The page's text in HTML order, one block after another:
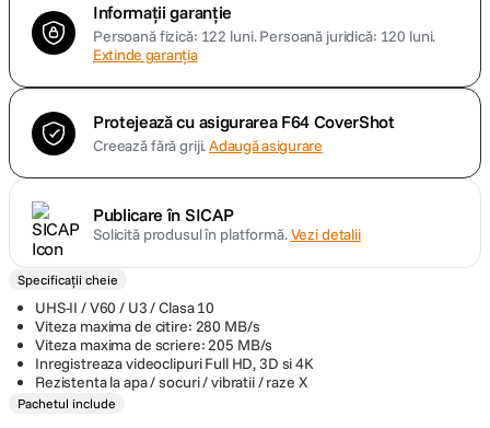
Informații garanție
Persoană fizică: 122 luni. Persoană juridică: 120 luni.
Extinde garanția
Protejează cu asigurarea F64 CoverShot
Creează fără griji.Adaugă asigurare
Publicare în SICAP
Solicită produsul în platformă.Vezi detalii
Specificații cheie
UHS-II / V60 / U3 / Clasa 10
Viteza maxima de citire: 280 MB/s
Viteza maxima de scriere: 205 MB/s
Inregistreaza videoclipuri Full HD, 3D si 4K
Rezistenta la apa / socuri / vibratii / raze X
Pachetul include